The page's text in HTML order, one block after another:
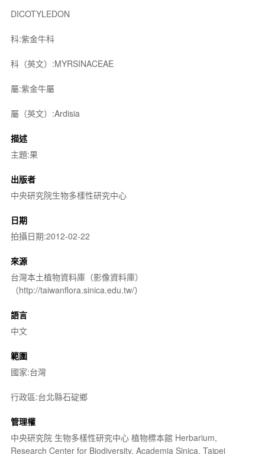
DICOTYLEDON
科:紫金牛科
科（英文）:MYRSINACEAE
屬:紫金牛屬
屬（英文）:Ardisia
描述
主題:果
出版者
中央研究院生物多樣性研究中心
日期
拍攝日期:2012-02-22
來源
台灣本土植物資料庫（影像資料庫）
（http://taiwanflora.sinica.edu.tw/）
語言
中文
範圍
國家:台灣
行政區:台北縣石碇鄉
管理權
中央研究院 生物多樣性研究中心 植物標本館 Herbarium,
Research Center for Biodiversity, Academia Sinica, Taipei